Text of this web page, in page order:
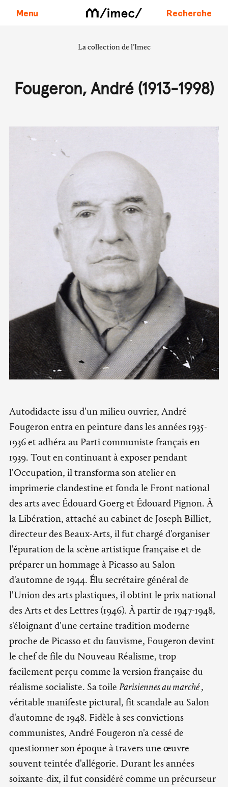
Menu Recherche
La collection de l’Imec
Fougeron, André (1913-1998)
Autodidacte issu d'un milieu ouvrier, André
Fougeron entra en peinture dans les années 1935-
1936 et adhéra au Parti communiste français en
1939. Tout en continuant à exposer pendant
l'Occupation, il transforma son atelier en
imprimerie clandestine et fonda le Front national
des arts avec Édouard Goerg et Édouard Pignon. À
la Libération, attaché au cabinet de Joseph Billiet,
directeur des Beaux-Arts, il fut chargé d'organiser
l'épuration de la scène artistique française et de
préparer un hommage à Picasso au Salon
d'automne de 1944. Élu secrétaire général de
l'Union des arts plastiques, il obtint le prix national
des Arts et des Lettres (1946). À partir de 1947-1948,
s'éloignant d'une certaine tradition moderne
proche de Picasso et du fauvisme, Fougeron devint
le chef de file du Nouveau Réalisme, trop
facilement perçu comme la version française du
réalisme socialiste. Sa toile Parisiennes au marché,
véritable manifeste pictural, fit scandale au Salon
d'automne de 1948. Fidèle à ses convictions
communistes, André Fougeron n'a cessé de
questionner son époque à travers une œuvre
souvent teintée d'allégorie. Durant les années
soixante-dix, il fut considéré comme un précurseur